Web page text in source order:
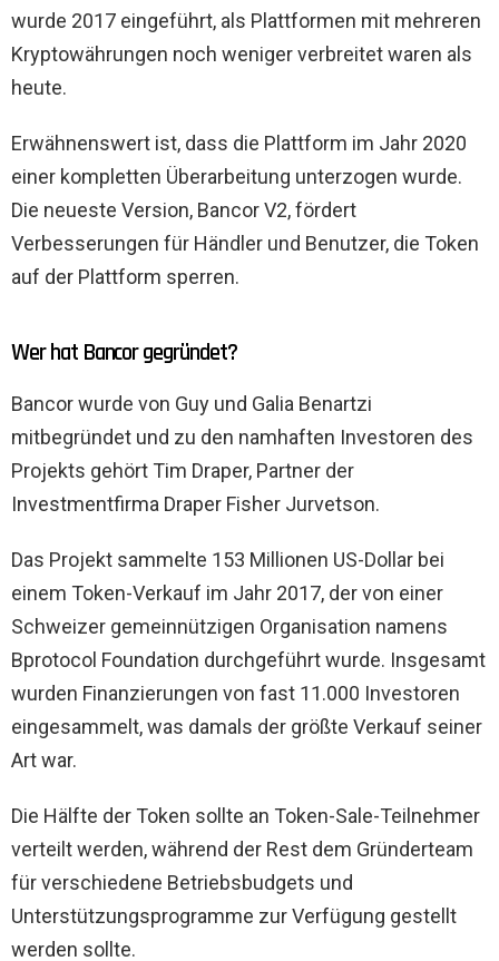
wurde 2017 eingeführt, als Plattformen mit mehreren
Kryptowährungen noch weniger verbreitet waren als
heute.
Erwähnenswert ist, dass die Plattform im Jahr 2020
einer kompletten Überarbeitung unterzogen wurde.
Die neueste Version, Bancor V2, fördert
Verbesserungen für Händler und Benutzer, die Token
auf der Plattform sperren.
Wer hat Bancor gegründet?
Bancor wurde von Guy und Galia Benartzi
mitbegründet und zu den namhaften Investoren des
Projekts gehört Tim Draper, Partner der
Investmentfirma Draper Fisher Jurvetson.
Das Projekt sammelte 153 Millionen US-Dollar bei
einem Token-Verkauf im Jahr 2017, der von einer
Schweizer gemeinnützigen Organisation namens
Bprotocol Foundation durchgeführt wurde. Insgesamt
wurden Finanzierungen von fast 11.000 Investoren
eingesammelt, was damals der größte Verkauf seiner
Art war.
Die Hälfte der Token sollte an Token-Sale-Teilnehmer
verteilt werden, während der Rest dem Gründerteam
für verschiedene Betriebsbudgets und
Unterstützungsprogramme zur Verfügung gestellt
werden sollte.